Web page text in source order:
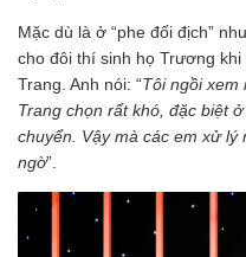
Mặc dù là ở “phe đối địch”
cho đôi thí sinh họ Trương
Trang. Anh nói: “Tôi ngồi xem
Trang chọn rất khó, đặc biệt
chuyển. Vậy mà các em xử
ngờ”.